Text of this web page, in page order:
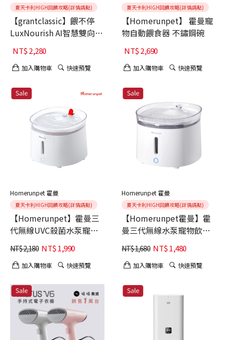
夏天卡利HIGH回饋攻略(詳情請點)
【grantclassic】餵不停
LuxNourish AI智慧雙向互
動攝影機 送4G記憶卡
NT$2,280
加入購物車 快速預覽
夏天卡利HIGH回饋攻略(詳情請點)
【Homerunpet】 霍曼寵
物自動餵食器 不鏽鋼碗
NT$2,690
加入購物車 快速預覽
Homerunpet 霍曼
夏天卡利HIGH回饋攻略(詳情請點)
【Homerunpet】霍曼三
代無線UVC殺菌水泵寵物
飲水機
NT$2,180 NT$1,990
加入購物車 快速預覽
Homerunpet 霍曼
夏天卡利HIGH回饋攻略(詳情請點)
【Homerunpet霍曼】霍
曼三代無線水泵寵物飲水
NT$1,680 NT$1,480
加入購物車 快速預覽